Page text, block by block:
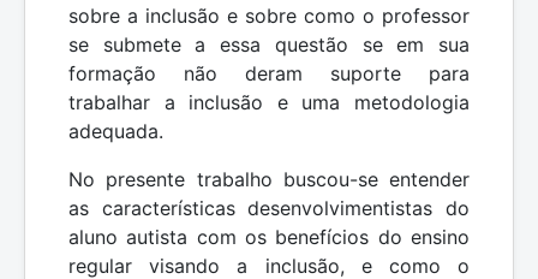
sobre a inclusão e sobre como o professor
se submete a essa questão se em sua
formação não deram suporte para
trabalhar a inclusão e uma metodologia
adequada.
No presente trabalho buscou-se entender
as características desenvolvimentistas do
aluno autista com os benefícios do ensino
regular visando a inclusão, e como o